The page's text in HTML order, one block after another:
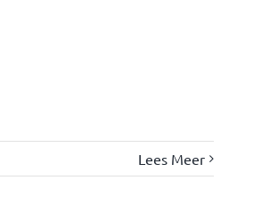
Lees Meer